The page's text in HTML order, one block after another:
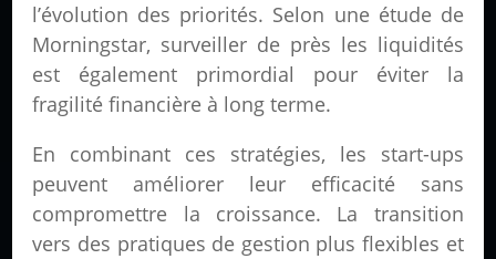
l’évolution des priorités. Selon une étude de
Morningstar, surveiller de près les liquidités
est également primordial pour éviter la
fragilité financière à long terme.
En combinant ces stratégies, les start-ups
peuvent améliorer leur efficacité sans
compromettre la croissance. La transition
vers des pratiques de gestion plus flexibles et